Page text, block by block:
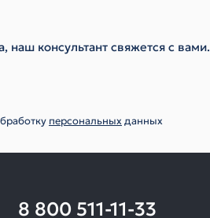
наш консультант свяжется с вами.
персональныхданных
8 800 511-11-33